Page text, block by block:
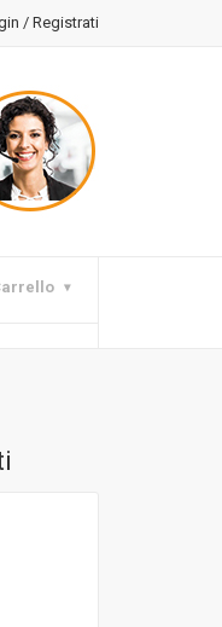
/ Registrati